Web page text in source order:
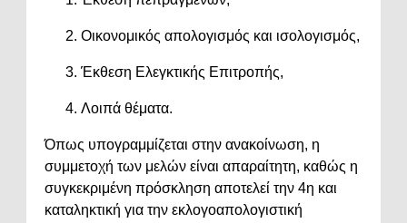
Οικονομικός απολογισμός και ισολογισμός,
Έκθεση Ελεγκτικής Επιτροπής,
Λοιπά θέματα.
Όπως υπογραμμίζεται στην ανακοίνωση, η
συμμετοχή των μελών είναι απαραίτητη, καθώς η
συγκεκριμένη πρόσκληση αποτελεί την 4η και
καταληκτική για την εκλογοαπολογιστική